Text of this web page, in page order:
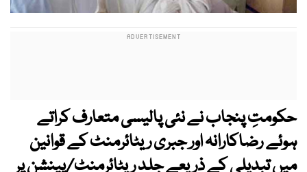
حکومتِ پنجاب نے نئی پالیسی متعارف کراتے
ہوئے رضاکارانہ اور جبری ریٹائرمنٹ کے قوانین
میں تبدیلی کے ذریعے جلد ریٹائرمنٹ/پینشن پر